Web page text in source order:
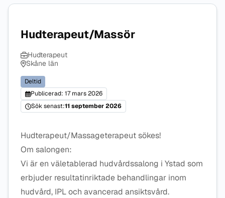
Hudterapeut/Massör
Hudterapeut
Skåne län
Deltid
Publicerad: 17 mars 2026
Sök senast:11 september 2026
Hudterapeut/Massageterapeut sökes!
Om salongen:
Vi är en väletablerad hudvårdssalong i Ystad som
erbjuder resultatinriktade behandlingar inom
hudvård, IPL och avancerad ansiktsvård.